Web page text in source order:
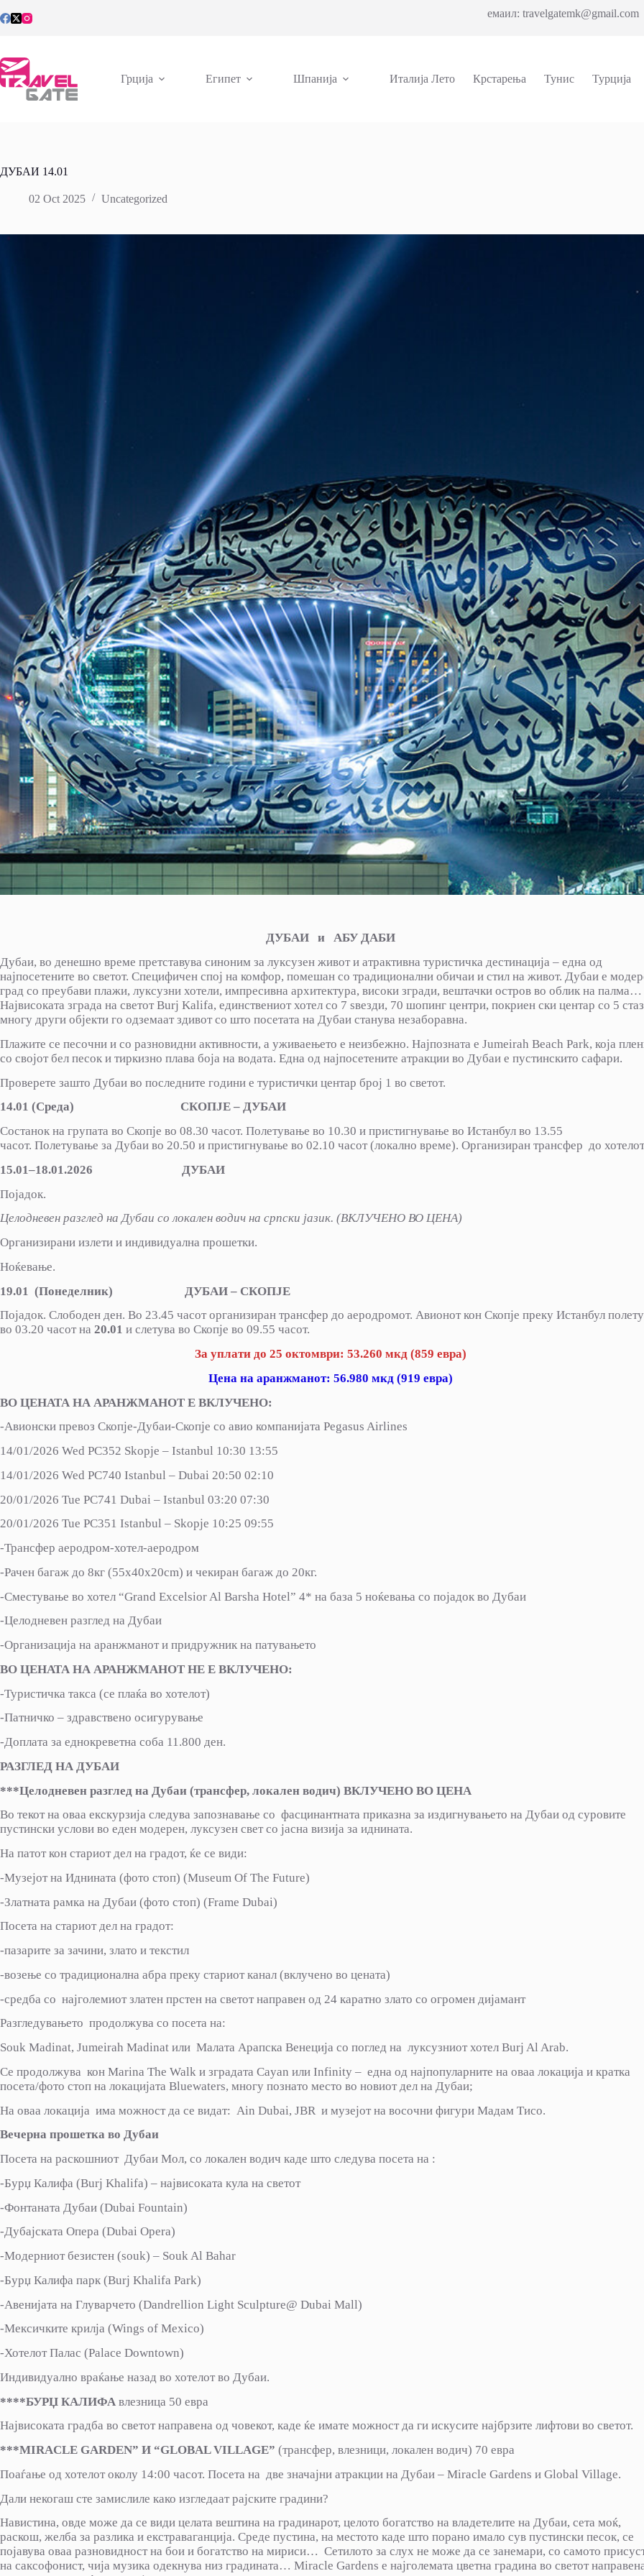
to
емаил:
Грција Египет Шпанија Италија Лето Крстарења Тунис Турција
ДУБАИ 14.01
02 Oct 2025 Uncategorized
ДУБАИ и АБУ ДАБИ
Дубаи, во денешно време претставува синоним за луксузен живот и атрактивна туристичка дестинација – една од
најпосетените во светот. Специфичен спој на комфор, помешан со традиционални обичаи и стил на живот. Дубаи е
град со преубави плажи, луксузни хотели, импресивна архитектура, високи згради, вештачки остров во облик на палма…
Највисоката зграда на светот Burј Kalifа, единствениот хотел со 7 ѕвезди, 70 шопинг центри, покриен ски центар со 5
многу други објекти го одземаат здивот со што посетата на Дубаи станува незаборавна.
Плажите се песочни и со разновидни активности, а уживаењето е неизбежно. Најпозната е Jumeirah Beach Park, која
со својот бел песок и тиркизно плава боја на водата. Една од најпосетените атракции во Дубаи е пустинскито сафари.
Проверете зашто Дубаи во последните години е туристички центар број 1 во светот.
14.01 (Среда) СКОПЈЕ – ДУБАИ
Состанок на групата во Скопје во 08.30 часот. Полетување во 10.30 и пристигнување во Истанбул во 13.55
часот. Полетување за Дубаи во 20.50 и пристигнување во 02.10 часот (локално време). Организиран трансфер до
15.01–18.01.2026 ДУБАИ
Појадок.
Целодневен разглед на Дубаи со локален водич на српски јазик. (ВКЛУЧЕНО ВО ЦЕНА)
Организирани излети и индивидуална прошетки.
Ноќевање.
19.01 (Понеделник) ДУБАИ – СКОПЈЕ
Појадок. Слободен ден. Во 23.45 часот oрганизиран трансфер до аеродромот. Авионот кон Скопје преку Истанбул
во 03.20 часот на 20.01 и слетува во Скопје во 09.55 часот.
За уплати до 25 октомври: 53.260 мкд (859 евра)
Цена на аранжманот: 56.980 мкд (919 евра)
ВО ЦЕНАТА НА АРАНЖМАНОТ Е ВКЛУЧЕНО:
-Авионски превоз Скопје-Дубаи-Скопје со авио компанијата Pegasus Airlines
14/01/2026 Wed PC352 Skopje – Istanbul 10:30 13:55
14/01/2026 Wed PC740 Istanbul – Dubai 20:50 02:10
20/01/2026 Tue PC741 Dubai – Istanbul 03:20 07:30
20/01/2026 Tue PC351 Istanbul – Skopje 10:25 09:55
-Трансфер аеродром-хотел-аеродром
-Рачен багаж до 8кг (55х40х20cm) и чекиран багаж до 20кг.
-Сместување во хотел “Grand Excelsior Al Barsha Hotel” 4* на база 5 ноќевања со појадок во Дубаи
-Целодневен разглед на Дубаи
-Организација на аранжманот и придружник на патувањето
ВО ЦЕНАТА НА АРАНЖМАНОТ НЕ Е ВКЛУЧЕНО:
-Туристичка такса (се плаќа во хотелот)
-Патничко – здравствено осигурување
-Доплата за еднокреветна соба 11.800 ден.
РАЗГЛЕД НА ДУБАИ
***Целодневен разглед на Дубаи (трансфер, локален водич) ВКЛУЧЕНО ВО ЦЕНА
Во текот на оваа екскурзија следува запознавање со фасцинантната приказна за издигнувањето на Дубаи од суровите
пустински услови во еден модерен, луксузен свет со јасна визија за иднината.
На патот кон стариот дел на градот, ќе се види:
-Музејот на Иднината (фото стоп) (Museum Of The Future)
-Златната рамка на Дубаи (фото стоп) (Frame Dubai)
Посета на стариот дел на градот:
-пазарите за зачини, злато и текстил
-возење со традиционална абра преку стариот канал (вклучено во цената)
-средба со најголемиот златен прстен на светот направен од 24 каратно злато со огромен дијамант
Разгледувањето продолжува со посета на:
Souk Madinat, Jumeirah Madinat или Малата Арапска Венеција со поглед на луксузниот хотел Burj Al Arab.
Се продолжува кон Marina The Walk и зградата Cayan или Infinity – една од најпопуларните на оваа локација и кратка
посета/фото стоп на локацијата Bluewaters, многу познато место во новиот дел на Дубаи;
На оваа локација има можност да се видат: Ain Dubai, JBR и музејот на восочни фигури Мадам Тисо.
Вечерна прошетка во Дубаи
Посета на раскошниот Дубаи Мол, со локален водич каде што следува посета на :
-Бурџ Калифа (Burj Khalifa) – највисоката кула на светот
-Фонтаната Дубаи (Dubai Fountain)
-Дубајската Опера (Dubai Opera)
-Модерниот безистен (souk) – Souk Al Bahar
-Бурџ Калифа парк (Burj Khalifa Park)
-Авенијата на Глуварчето (Dandrellion Light Sculpture@ Dubai Mall)
-Мексичките крилја (Wings of Mexico)
-Хотелот Палас (Palace Downtown)
Индивидуално враќање назад во хотелот во Дубаи.
****БУРЏ КАЛИФА влезница 50 евра
Највисоката градба во светот направена од човекот, каде ќе имате можност да ги искусите најбрзите лифтови во светот.
***MIRACLE GARDEN” И “GLOBAL VILLAGE” (трансфер, влезници, локален водич) 70 евра
Поаѓање од хотелот околу 14:00 часот. Посета на две значајни атракции на Дубаи – Miracle Gardens и Global Village.
Дали некогаш сте замислиле како изгледаат рајските градини?
Навистина, овде може да се види целата вештина на градинарот, целото богатство на владетелите на Дубаи, сета моќ,
раскош, желба за разлика и екстраваганција. Среде пустина, на местото каде што порано имало сув пустински песок, се
појавува оваа разновидност на бои и богатство на мириси… Сетилото за слух не може да се занемари, со самото
на саксофонист, чија музика одекнува низ градината… Miracle Gardens е најголемата цветна градина во светот